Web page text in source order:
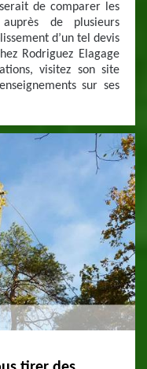
de comparer les
de plusieurs
d’un tel devis
Rodriguez Elagage
visitez son site
sur ses